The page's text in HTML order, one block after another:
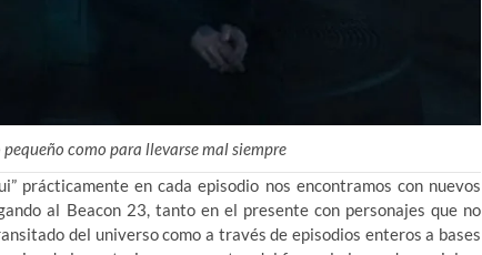
como para llevarse mal siempre
prácticamente en cada episodio nos encontramos con nuevos
al Beacon 23, tanto en el presente con personajes que no
del universo como a través de episodios enteros a bases